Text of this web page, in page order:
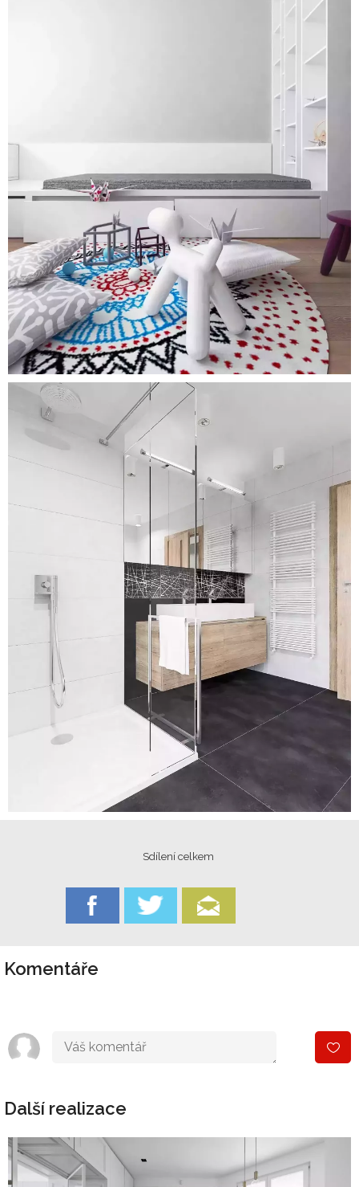
Sdílení celkem
Komentáře
Další realizace